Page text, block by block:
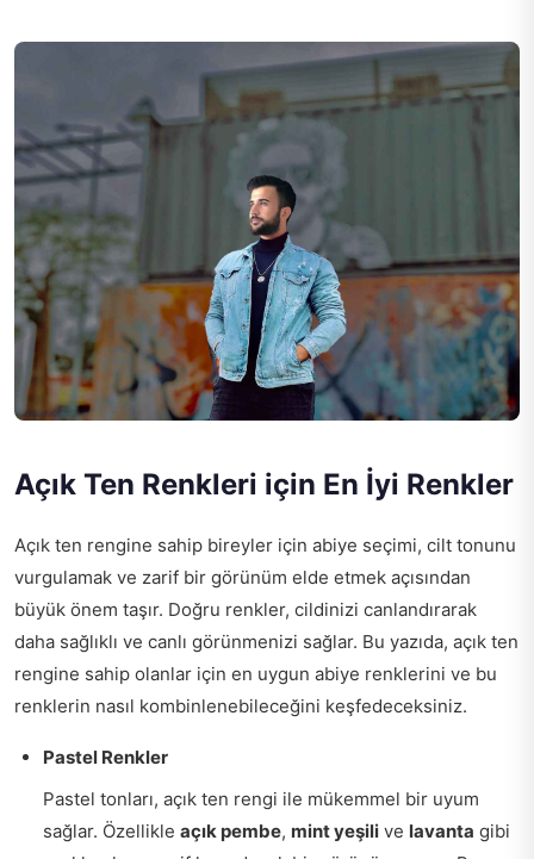
Açık Ten Renkleri için En İyi Renkler
Açık ten rengine sahip bireyler için abiye seçimi, cilt tonunu
vurgulamak ve zarif bir görünüm elde etmek açısından
büyük önem taşır. Doğru renkler, cildinizi canlandırarak
daha sağlıklı ve canlı görünmenizi sağlar. Bu yazıda, açık ten
rengine sahip olanlar için en uygun abiye renklerini ve bu
renklerin nasıl kombinlenebileceğini keşfedeceksiniz.
Pastel Renkler
Pastel tonları, açık ten rengi ile mükemmel bir uyum
sağlar. Özellikle açık pembe, mint yeşili ve lavanta gibi